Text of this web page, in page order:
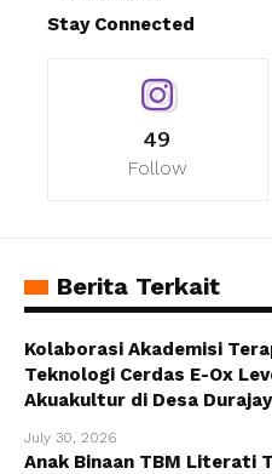
Stay Connected
49
Follow
Berita Terkait
Kolaborasi Akademisi
Teknologi Cerdas E-Ox
Akuakultur di Desa
July 30, 2026
Anak Binaan TBM Literati